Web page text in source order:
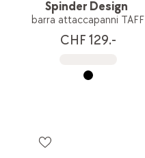
Spinder Design
barra attaccapanni TAFF
CHF 129.-